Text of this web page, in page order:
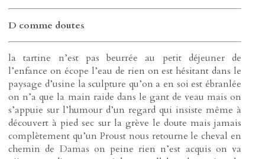
D comme doutes
la tartine n’est pas beurrée au petit déjeuner de
l’enfance on écope l’eau de rien on est hésitant dans le
paysage d’usine la sculpture qu’on a en soi est ébranlée
on n’a que la main raide dans le gant de veau mais on
s’appuie sur l’humour d’un regard qui insiste même à
découvert à pied sec sur la grève le doute mais jamais
complètement qu’un Proust nous retourne le cheval en
chemin de Damas on peine rien n’est acquis on va